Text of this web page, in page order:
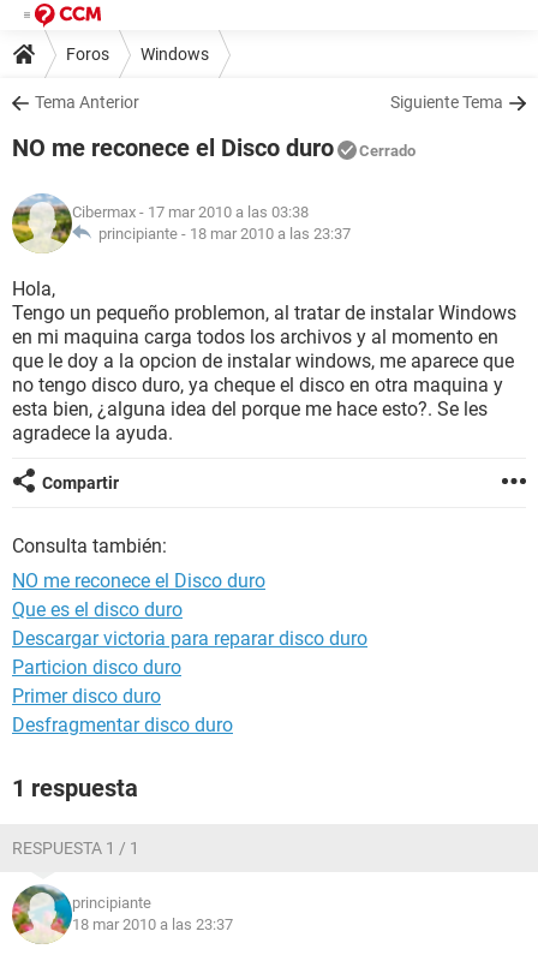
Foros Windows
Tema Anterior Siguiente Tema
NO me reconece el Disco duro Cerrado
Cibermax - 17 mar 2010 a las 03:38
principiante - 18 mar 2010 a las 23:37
Hola,
Tengo un pequeño problemon, al tratar de instalar Windows
en mi maquina carga todos los archivos y al momento en
que le doy a la opcion de instalar windows, me aparece que
no tengo disco duro, ya cheque el disco en otra maquina y
esta bien, ¿alguna idea del porque me hace esto?. Se les
agradece la ayuda.
Compartir
Consulta también:
NO me reconece el Disco duro
Que es el disco duro
Descargar victoria para reparar disco duro
Particion disco duro
Primer disco duro
Desfragmentar disco duro
1 respuesta
RESPUESTA 1 / 1
principiante
18 mar 2010 a las 23:37